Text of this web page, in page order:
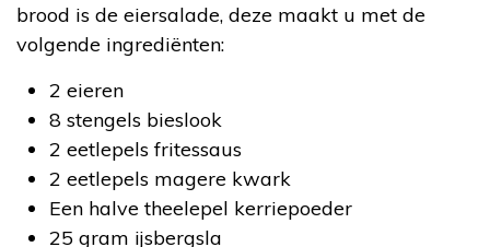
brood is de eiersalade, deze maakt u met de
volgende ingrediënten:
2 eieren
8 stengels bieslook
2 eetlepels fritessaus
2 eetlepels magere kwark
Een halve theelepel kerriepoeder
25 gram ijsbergsla